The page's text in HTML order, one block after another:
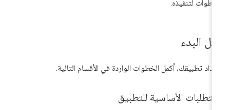
لتنفيذه.
البدء
تطبيقك، أكمل الخطوات الواردة في الأقسام التالية.
الأساسية للتطبيق